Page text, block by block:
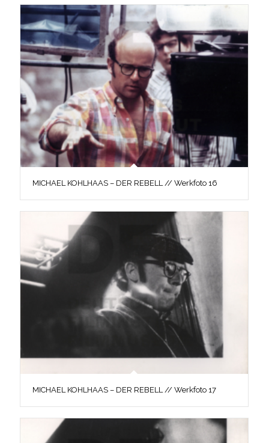
MICHAEL KOHLHAAS – DER REBELL // Werkfoto 16
MICHAEL KOHLHAAS – DER REBELL // Werkfoto 17